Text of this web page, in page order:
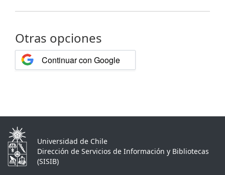
Otras opciones
Continuar con Google
Universidad de Chile
Dirección de Servicios de Información y Bibliotecas
(SISIB)